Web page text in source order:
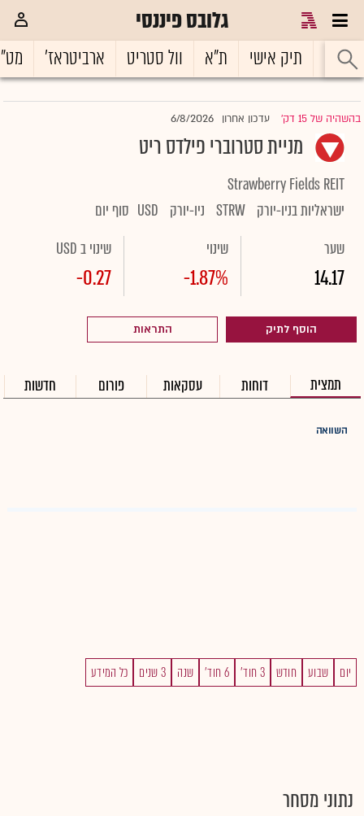
גלובס פיננסי
ראשי תיק אישי ת"א וול סטריט ארביטראז'
בהשהיה של 15 דק' |עדכון אחרון 6/8/2026
מניית סטרוברי פילדס ריט
Strawberry Fields REIT
ישראליות בניו-יורק STRW ניו-יורק USD סוף יום
שער
14.17
שינוי
-1.87%
שינוי ב USD
-0.27
הוסף לתיק התראות
תמצית דוחות עסקאות פורום חדשות
השוואה
יום שבוע חודש 3 חוד' 6 חוד' שנה 3 שנים כל המידע
נתוני מסחר